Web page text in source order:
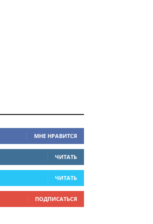
МНЕ НРАВИТСЯ
ЧИТАТЬ
ЧИТАТЬ
ПОДПИСАТЬСЯ